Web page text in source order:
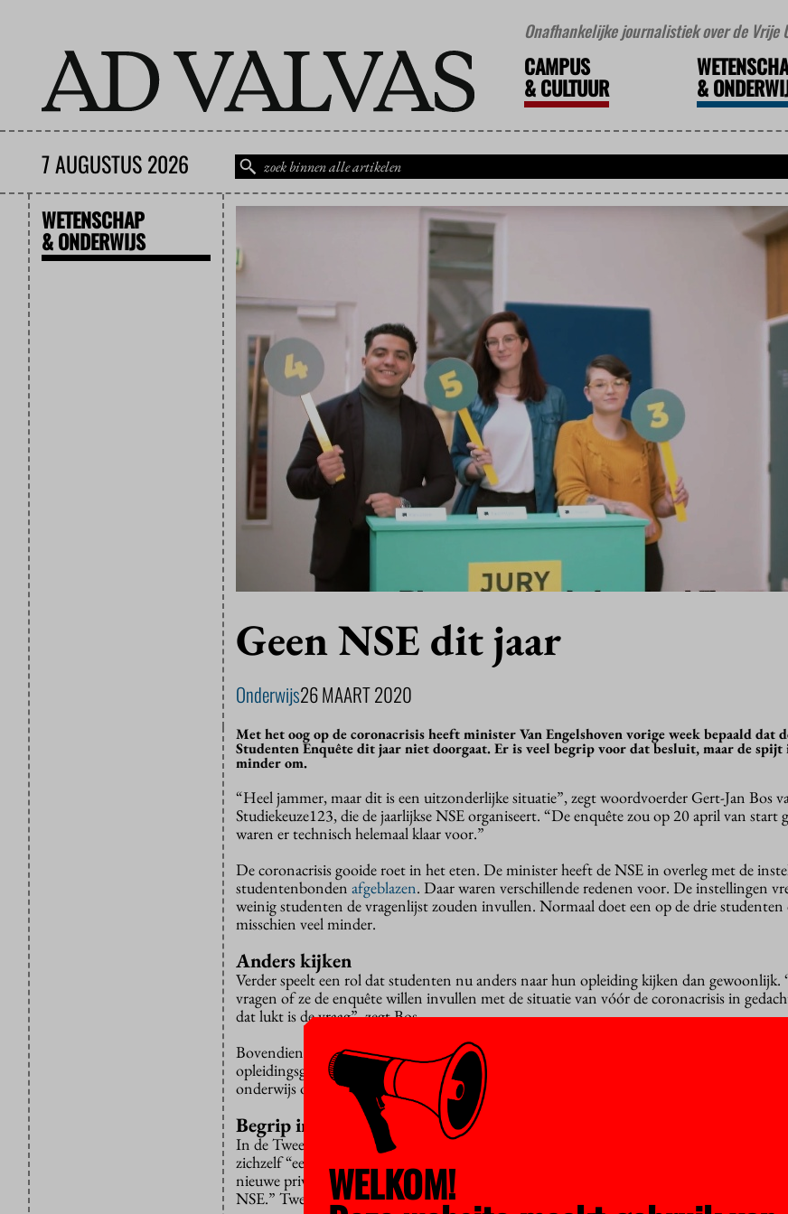
Onafhankelijke journalistiek over de
CAMPUS
&CULTUUR &
7 AUGUSTUS 2026
WETENSCHAP
& ONDERWIJS
Geen NSE dit jaar
Onderwijs26 MAART 2020
Met het oog op de coronacrisis heeft minister Van Engelshoven vorige week bepaald dat
Studenten Enquête dit jaar niet doorgaat. Er is veel begrip voor dat besluit, maar de spijt
minder om.
“Heel jammer, maar dit is een uitzonderlijke situatie”, zegt woordvoerder Gert-Jan Bos
Studiekeuze123, die de jaarlijkse NSE organiseert. “De enquête zou op 20 april van start
waren er technisch helemaal klaar voor.”
De coronacrisis gooide roet in het eten. De minister heeft de NSE in overleg met de
studentenbonden afgeblazen. Daar waren verschillende redenen voor. De instellingen
weinig studenten de vragenlijst zouden invullen. Normaal doet een op de drie
misschien veel minder.
Anders kijken
Verder speelt een rol dat studenten nu anders naar hun opleiding kijken dan gewoonlijk.
vragen of ze de enquête willen invullen met de situatie van vóór de coronacrisis in
dat lukt is de vraag”, zegt Bos.
Bovendien moeten hogescholen en universiteiten de vereiste studentgegevens (e-
opleidingsgegevens) zelf aanleveren en sommige hadden daar problemen mee. Nu ze uit
onderwijs online overeind proberen te houden, kunnen ze dit er even niet bij hebben.
Begrip in Kamer
In de Tweede Kamer is er begrip voor het afblazen van de NSE. SP-Kamerlid Frank
zichzelf “een grote fan” van de vragenlijst. “Vorig jaar, toen er bij de enquête problemen
nieuwe privacywet, heb ik er op aangedrongen dat instellingen
NSE.” Tweede en Eerste Kamer gingen er unaniem mee akkoord.
WELKOM!